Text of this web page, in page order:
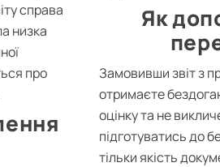
справа
низка
про
Як
Замовивши звіт з
отримаєте
оцінку та не
підготуватись до
тільки якість